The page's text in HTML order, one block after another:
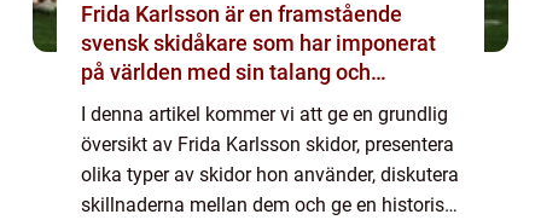
Frida Karlsson är en framstående
svensk skidåkare som har imponerat
på världen med sin talang och
prestationer
I denna artikel kommer vi att ge en grundlig
översikt av Frida Karlsson skidor, presentera
olika typer av skidor hon använder, diskutera
skillnaderna mellan dem och ge en historisk